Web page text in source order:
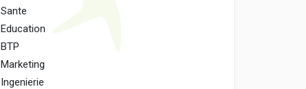
Sante
Education
BTP
Marketing
Ingenierie